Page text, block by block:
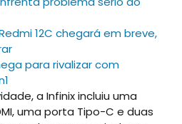
12C chegará em breve,
para rivalizar com
a Infinix incluiu uma
uma porta Tipo-C e duas